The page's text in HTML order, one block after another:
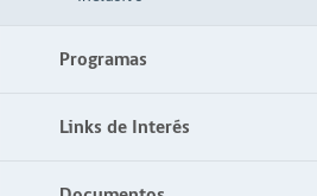
Programas
Links de Interés